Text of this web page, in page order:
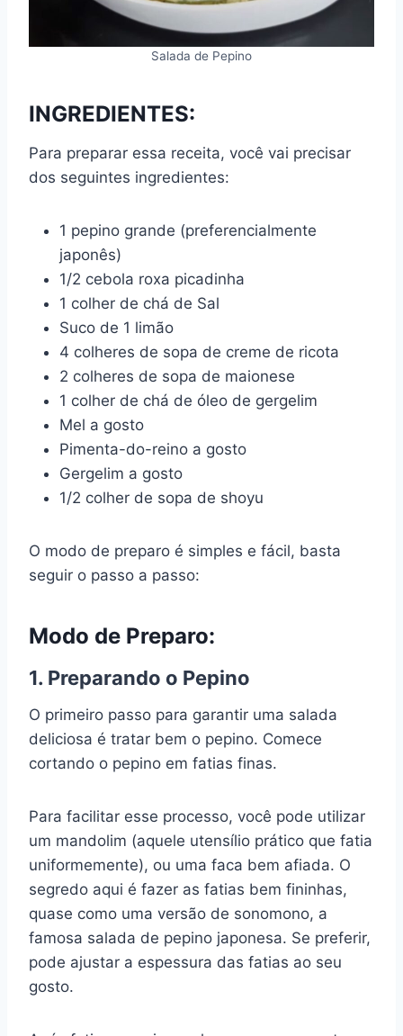
Salada de Pepino
INGREDIENTES:
Para preparar essa receita, você vai precisar
dos seguintes ingredientes:
1 pepino grande (preferencialmente
japonês)
1/2 cebola roxa picadinha
1 colher de chá de Sal
Suco de 1 limão
4 colheres de sopa de creme de ricota
2 colheres de sopa de maionese
1 colher de chá de óleo de gergelim
Mel a gosto
Pimenta-do-reino a gosto
Gergelim a gosto
1/2 colher de sopa de shoyu
O modo de preparo é simples e fácil, basta
seguir o passo a passo:
Modo de Preparo:
1. Preparando o Pepino
O primeiro passo para garantir uma salada
deliciosa é tratar bem o pepino. Comece
cortando o pepino em fatias finas.
Para facilitar esse processo, você pode utilizar
um mandolim (aquele utensílio prático que fatia
uniformemente), ou uma faca bem afiada. O
segredo aqui é fazer as fatias bem fininhas,
quase como uma versão de sonomono, a
famosa salada de pepino japonesa. Se preferir,
pode ajustar a espessura das fatias ao seu
gosto.